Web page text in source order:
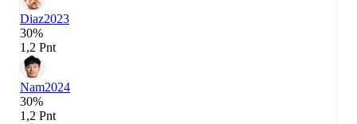
Diaz2023
30%
1,2 Pnt
Nam2024
30%
1,2 Pnt